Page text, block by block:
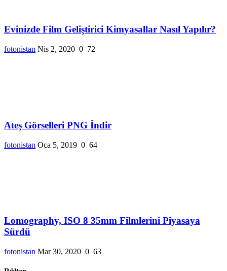
Evinizde Film Geliştirici Kimyasallar Nasıl Yapılır?
fotonistan Nis 2, 2020 0 72
Ateş Görselleri PNG İndir
fotonistan Oca 5, 2019 0 64
Lomography, ISO 8 35mm Filmlerini Piyasaya
Sürdü
fotonistan Mar 30, 2020 0 63